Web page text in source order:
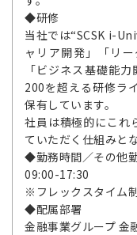
◆研修
当社では“SCSK i-
ャリア開発」「リ
「ビジネス基礎能
200を超える研修ラ
保有しています。
社員は積極的にこれ
ていただく仕組みと
◆勤務時間／その他
09:00-17:30
※フレックスタイム
◆配属部署
金融事業グループ 金